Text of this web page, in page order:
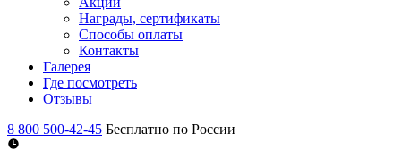
Награды, сертификаты
Способы оплаты
Контакты
Галерея
Где посмотреть
Отзывы
8 800 500-42-45 Бесплатно по России